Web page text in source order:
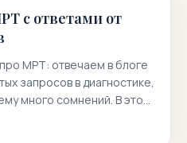
с ответами от
МРТ: отвечаем в блоге
запросов в диагностике,
много сомнений. В этой
точные и полезные